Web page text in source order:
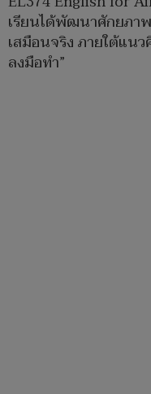
เรียนได้พัฒนาศักยภา
เสมือนจริง ภายใต้แน
ลงมือทำ”